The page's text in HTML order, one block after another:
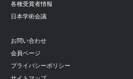
各種受賞者情報
日本学術会議
お問い合わせ
会員ページ
プライバシーポリシー